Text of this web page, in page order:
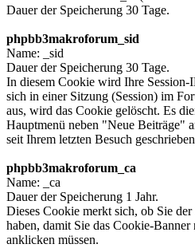
Dauer der Speicherung 30 Tage.
phpbb3makroforum_sid
Name: _sid
Dauer der Speicherung 30 Tage.
In diesem Cookie wird Ihre Session-
sich in einer Sitzung (Session) im
aus, wird das Cookie gelöscht. Es
Hauptmenü neben "Neue Beiträge"
seit Ihrem letzten Besuch
phpbb3makroforum_ca
Name: _ca
Dauer der Speicherung 1 Jahr.
Dieses Cookie merkt sich, ob Sie
haben, damit Sie das Cookie-
anklicken müssen.